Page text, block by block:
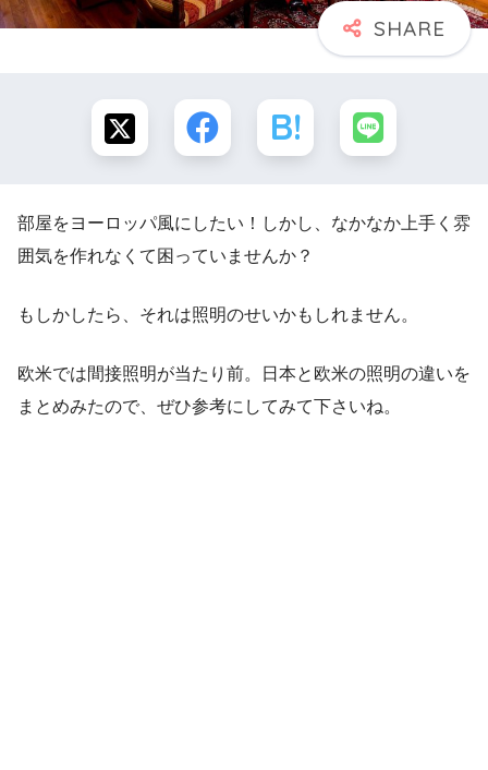
部屋をヨーロッパ風にしたい！しかし、なかなか上手く雰
囲気を作れなくて困っていませんか？
もしかしたら、それは照明のせいかもしれません。
欧米では間接照明が当たり前。日本と欧米の照明の違いを
まとめみたので、ぜひ参考にしてみて下さいね。